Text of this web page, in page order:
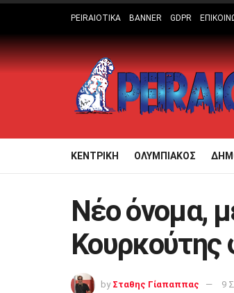
PEIRAIOTIKA BANNER GDPR
ΚΕΝΤΡΙΚΗ ΟΛΥΜΠΙΑΚΟΣ
Νέο όνομα,
Κουρκούτης
by Σταθης Γίαπαππας 9